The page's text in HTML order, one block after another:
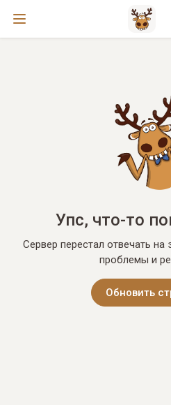
Упс, что-то
Сервер перестал отвечать
проблемы и
Обновить